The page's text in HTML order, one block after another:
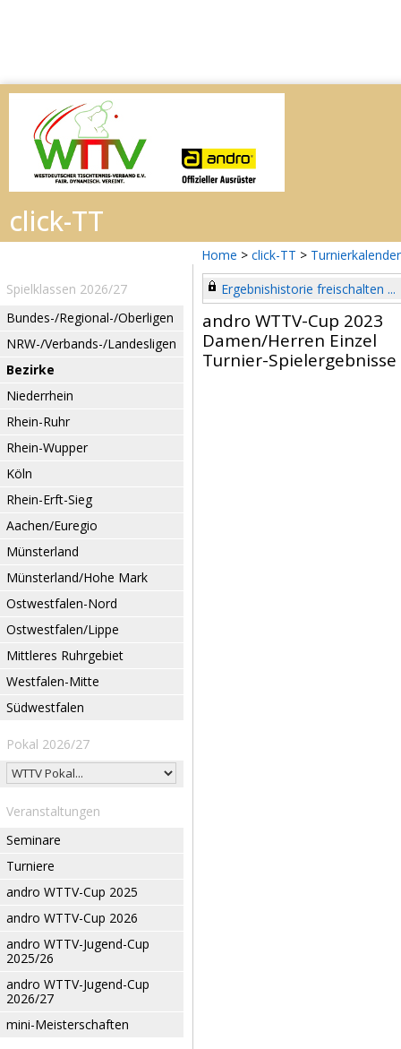
Home > click-TT > Turnierkalender
Spielklassen 2026/27
Bundes-/Regional-/Oberligen
NRW-/Verbands-/Landesligen
Bezirke
Niederrhein
Rhein-Ruhr
Rhein-Wupper
Köln
Rhein-Erft-Sieg
Aachen/Euregio
Münsterland
Münsterland/Hohe Mark
Ostwestfalen-Nord
Ostwestfalen/Lippe
Mittleres Ruhrgebiet
Westfalen-Mitte
Südwestfalen
Pokal 2026/27
Veranstaltungen
Seminare
Turniere
andro WTTV-Cup 2025
andro WTTV-Cup 2026
andro WTTV-Jugend-Cup
2025/26
andro WTTV-Jugend-Cup
2026/27
mini-Meisterschaften
Ergebnishistorie freischalten ...
andro WTTV-Cup 2023
Damen/Herren Einzel
Turnier-Spielergebnisse